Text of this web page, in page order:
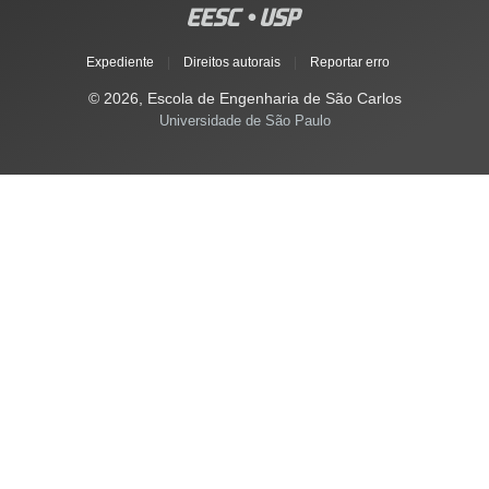
Expediente Direitos autorais Reportar erro
© 2026, Escola de Engenharia de São Carlos
Universidade de São Paulo